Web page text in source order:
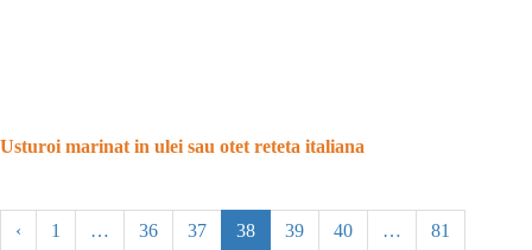
Usturoi marinat in ulei sau otet reteta italiana
‹ 1 … 36 37 38 39 40 … 81